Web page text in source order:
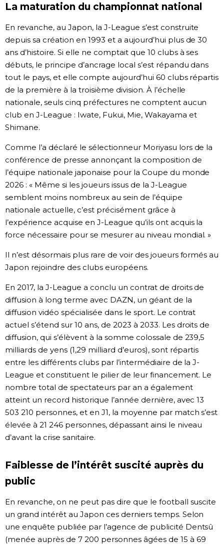
La maturation du championnat national
En revanche, au Japon, la J-League s’est construite
depuis sa création en 1993 et a aujourd’hui plus de 30
ans d’histoire. Si elle ne comptait que 10 clubs à ses
débuts, le principe d’ancrage local s’est répandu dans
tout le pays, et elle compte aujourd’hui 60 clubs répartis
de la première à la troisième division. À l’échelle
nationale, seuls cinq préfectures ne comptent aucun
club en J-League : Iwate, Fukui, Mie, Wakayama et
Shimane.
Comme l’a déclaré le sélectionneur Moriyasu lors de la
conférence de presse annonçant la composition de
l’équipe nationale japonaise pour la Coupe du monde
2026 : « Même si les joueurs issus de la J-League
semblent moins nombreux au sein de l’équipe
nationale actuelle, c’est précisément grâce à
l’expérience acquise en J-League qu’ils ont acquis la
force nécessaire pour se mesurer au niveau mondial. »
Il n’est désormais plus rare de voir des joueurs formés au
Japon rejoindre des clubs européens.
En 2017, la J-League a conclu un contrat de droits de
diffusion à long terme avec DAZN, un géant de la
diffusion vidéo spécialisée dans le sport. Le contrat
actuel s’étend sur 10 ans, de 2023 à 2033. Les droits de
diffusion, qui s’élèvent à la somme colossale de 239,5
milliards de yens (1,29 milliard d’euros), sont répartis
entre les différents clubs par l’intermédiaire de la J-
League et constituent le pilier de leur financement. Le
nombre total de spectateurs par an a également
atteint un record historique l’année dernière, avec 13
503 210 personnes, et en J1, la moyenne par match s’est
élevée à 21 246 personnes, dépassant ainsi le niveau
d’avant la crise sanitaire.
Faiblesse de l’intérêt suscité auprès du
public
En revanche, on ne peut pas dire que le football suscite
un grand intérêt au Japon ces derniers temps. Selon
une enquête publiée par l’agence de publicité Dentsû
(menée auprès de 7 200 personnes âgées de 15 à 69